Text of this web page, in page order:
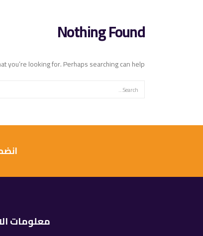
Nothing Found
you’re looking for. Perhaps searching can help.
انضم إلى
معلومات